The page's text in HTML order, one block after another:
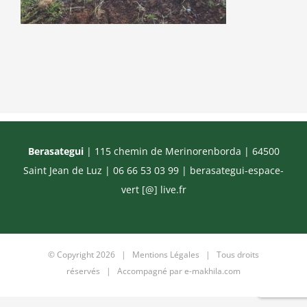
Berasategui| 115 chemin de Merinorenborda | 64500
Saint Jean de Luz | 06 66 53 03 99 | berasategui-espace-
vert [@] live.fr
© Copyright2026 | Mentions Légales | Tous droits
réservés | Accompagné pare-makhila.com